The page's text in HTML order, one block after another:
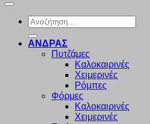
Αναζήτηση
για:
ΑΝΔΡΑΣ
Πυτζάμες
Καλοκαιρινές
Χειμερινές
Ρόμπες
Φόρμες
Καλοκαιρινές
Χειμερινές